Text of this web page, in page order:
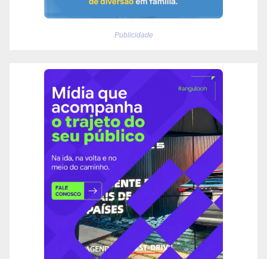
Publicidade